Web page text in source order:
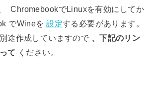
ChromebookでLinuxを有効にしてか
でWineを設定する必要があります。
途作成していますので 、下記のリン
て ください。